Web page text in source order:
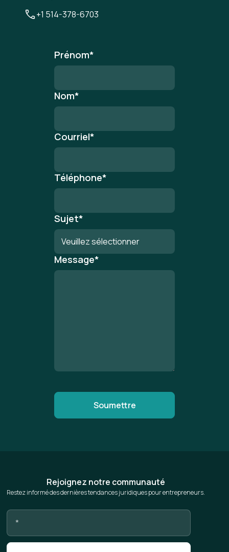
+1 514-378-6703
Prénom*
Nom*
Courriel*
Téléphone*
Sujet*
Message*
Rejoignez notre communauté
Restez informé des dernières tendances juridiques pour entrepreneurs.